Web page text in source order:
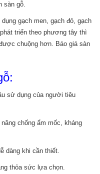
sàn gỗ.
gạch men, gạch đỏ, gạch
triển theo phương tây thì
chuộng hơn. Báo giá sàn
sử dụng của người tiêu
chống ẩm mốc, kháng
dàng khi cần thiết.
thỏa sức lựa chọn.